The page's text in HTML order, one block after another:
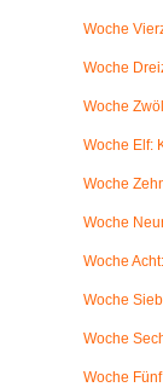
Woche
Woche
Woche
Woche Elf:
Woche
Woche
Woche
Woche
Woche
Woche